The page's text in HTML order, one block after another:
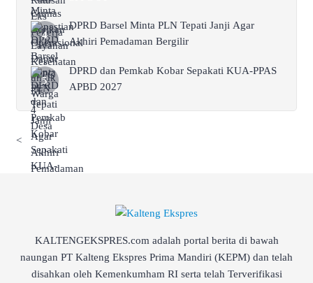
DPRD Barsel Minta PLN Tepati Janji Agar
Akhiri Pemadaman Bergilir
DPRD dan Pemkab Kobar Sepakati KUA-PPAS
APBD 2027
<
KALTENGEKSPRES.com adalah portal berita di bawah
naungan PT Kalteng Ekspres Prima Mandiri (KEPM) dan telah
disahkan oleh Kemenkumham RI serta telah Terverifikasi